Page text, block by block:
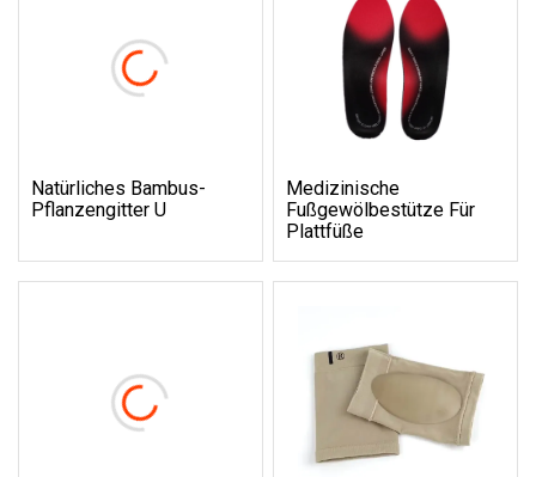
Natürliches Bambus-
Pflanzengitter U
Medizinische
Fußgewölbestütze Für
Plattfüße